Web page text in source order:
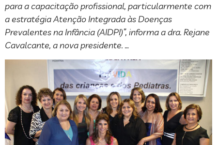
para a capacitação profissional, particularmente com
a estratégia Atenção Integrada às Doenças
Prevalentes na Infância (AIDPI)”, informa a dra. Rejane
Cavalcante, a nova presidente. …